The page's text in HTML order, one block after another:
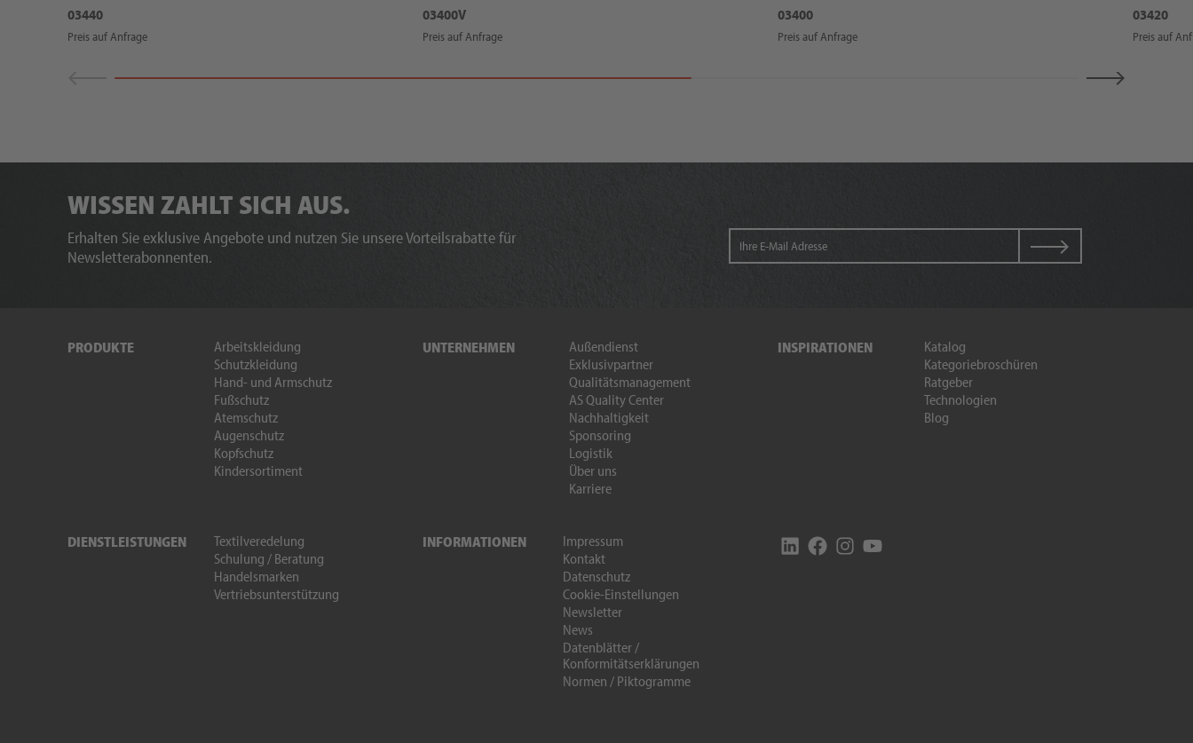
03440
Preis auf Anfrage
03400V
Preis auf Anfrage
03400
Preis auf Anfrage
03420
Preis auf
WISSEN ZAHLT SICH AUS.
Erhalten Sie exklusive Angebote und nutzen Sie unsere Vorteilsrabatte für
Newsletterabonnenten.
PRODUKTE
Arbeitskleidung
Schutzkleidung
Hand- und Armschutz
Fußschutz
Atemschutz
Augenschutz
Kopfschutz
Kindersortiment
UNTERNEHMEN
Außendienst
Exklusivpartner
Qualitätsmanagement
AS Quality Center
Nachhaltigkeit
Sponsoring
Logistik
Über uns
Karriere
INSPIRATIONEN
Katalog
Kategoriebroschüren
Ratgeber
Technologien
Blog
DIENSTLEISTUNGEN
Textilveredelung
Schulung / Beratung
Handelsmarken
Vertriebsunterstützung
INFORMATIONEN
Impressum
Kontakt
Datenschutz
Cookie-Einstellungen
Newsletter
News
Datenblätter /
Konformitätserklärungen
Normen / Piktogramme